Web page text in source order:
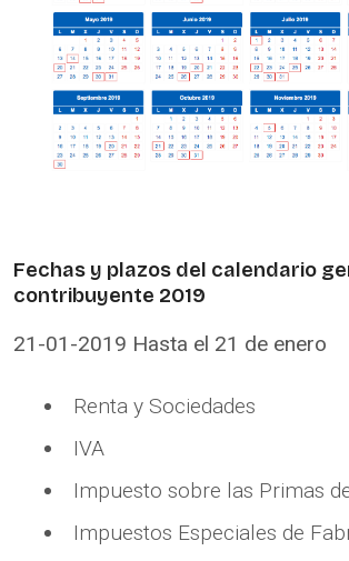
Fechas y plazos del calendario
contribuyente 2019
21-01-2019 Hasta el 21 de enero
Renta y Sociedades
IVA
Impuesto sobre las Primas
Impuestos Especiales de